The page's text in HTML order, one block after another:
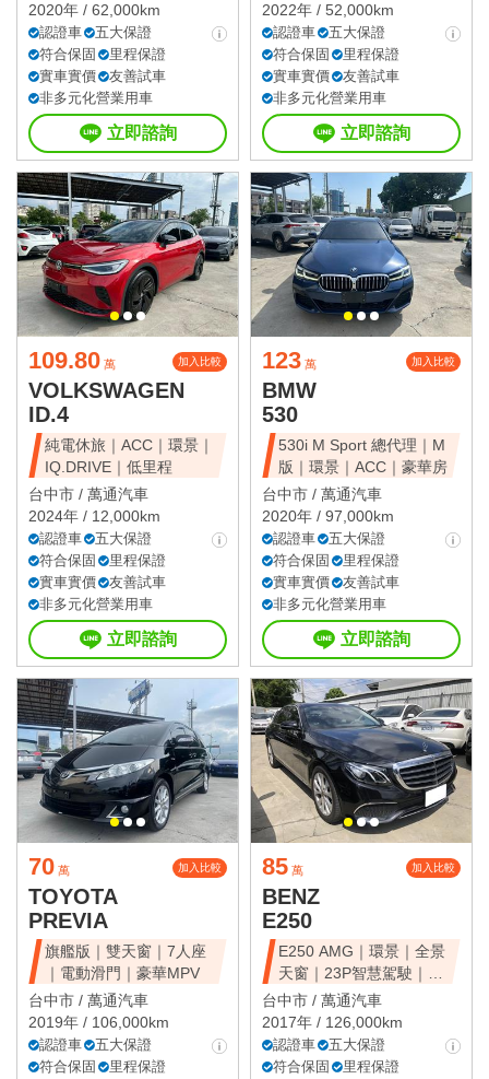
2020年 / 62,000km
認證車
五大保證
符合保固
里程保證
實車實價
友善試車
非多元化營業用車
立即諮詢
2022年 / 52,000km
認證車
五大保證
符合保固
里程保證
實車實價
友善試車
非多元化營業用車
立即諮詢
109.80 萬 加入比較
VOLKSWAGEN
ID.4
純電休旅｜ACC｜環景｜
IQ.DRIVE｜低里程
台中市 / 萬通汽車
2024年 / 12,000km
認證車
五大保證
符合保固
里程保證
實車實價
友善試車
非多元化營業用車
立即諮詢
123 萬 加入比較
BMW
530
530i M Sport 總代理｜M
版｜環景｜ACC｜豪華房
台中市 / 萬通汽車
2020年 / 97,000km
認證車
五大保證
符合保固
里程保證
實車實價
友善試車
非多元化營業用車
立即諮詢
70 萬 加入比較
TOYOTA
PREVIA
旗艦版｜雙天窗｜7人座
｜電動滑門｜豪華MPV
台中市 / 萬通汽車
2019年 / 106,000km
認證車
五大保證
符合保固
里程保證
85 萬 加入比較
BENZ
E250
E250 AMG｜環景｜全景
天窗｜23P智慧駕駛｜總
代理
台中市 / 萬通汽車
2017年 / 126,000km
認證車
五大保證
符合保固
里程保證